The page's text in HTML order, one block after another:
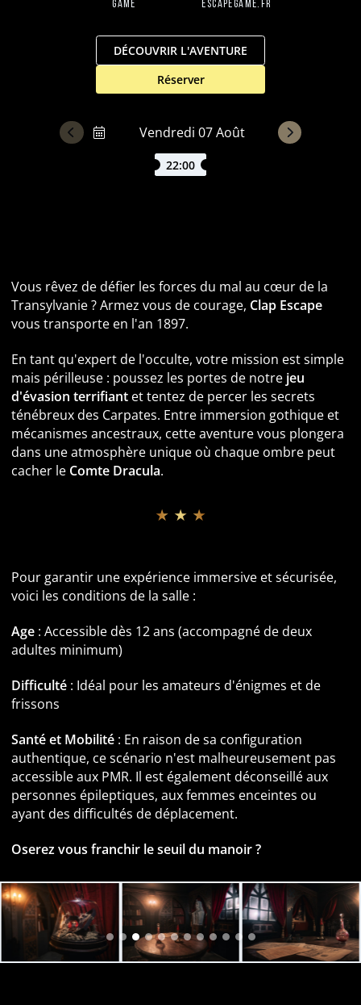
Game
EscapeGame.fr
DÉCOUVRIR L'AVENTURE
Réserver
22:00
Vous rêvez de défier les forces du mal au cœur de la
Transylvanie ? Armez vous de courage, Clap Escape
vous transporte en l'an 1897.
En tant qu'expert de l'occulte, votre mission est simple
mais périlleuse : poussez les portes de notre jeu
d'évasion terrifiant et tentez de percer les secrets
ténébreux des Carpates. Entre immersion gothique et
mécanismes ancestraux, cette aventure vous plongera
dans une atmosphère unique où chaque ombre peut
cacher le Comte Dracula.
★ ★ ★
Pour garantir une expérience immersive et sécurisée,
voici les conditions de la salle :
Age : Accessible dès 12 ans (accompagné de deux
adultes minimum)
Difficulté : Idéal pour les amateurs d'énigmes et de
frissons
Santé et Mobilité : En raison de sa configuration
authentique, ce scénario n'est malheureusement pas
accessible aux PMR. Il est également déconseillé aux
personnes épileptiques, aux femmes enceintes ou
ayant des difficultés de déplacement.
Oserez vous franchir le seuil du manoir ?